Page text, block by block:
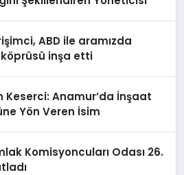
ABD ile aramızda
inşa etti
Keserci: Anamur’da İnşaat
Yön Veren İsim
Komisyoncuları Odası 26.